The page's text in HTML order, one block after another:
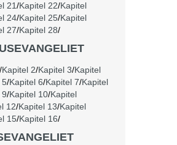
21/Kapitel 22/Kapitel
24/Kapitel 25/Kapitel
27/Kapitel 28/
/Kapitel 2/Kapitel 3/Kapitel
5/Kapitel 6/Kapitel 7/Kapitel
9/Kapitel 10/Kapitel
12/Kapitel 13/Kapitel
15/Kapitel 16/